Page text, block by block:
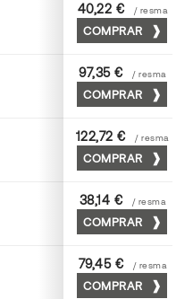
45 x 64
40,22 € / resma
COMPRAR
63 x 88
97,35 € / resma
COMPRAR
70 x 100
122,72 € / resma
COMPRAR
45 x 64
38,14 € / resma
COMPRAR
63 x 88
79,45 € / resma
COMPRAR